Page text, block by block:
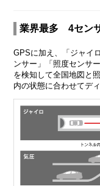
業界最多 4セン
GPSに加え、「ジャイ
ンサー」「照度センサ
を検知して全国地図と
内の状態に合わせてデ